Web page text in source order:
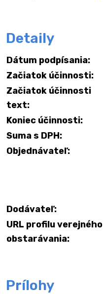
Detaily
Dátum podpísania:
Začiatok účinnosti:
Začiatok účinnosti
text:
Koniec účinnosti:
Suma s DPH:
Objednávateľ:
Dodávateľ:
URL profilu verejného
obstarávania:
Prílohy